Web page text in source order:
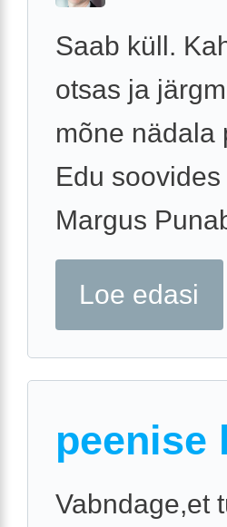
Saab küll.
otsas ja
mõne nädala
Edu soovides
Margus
Loe edasi
peenise
Vabndage,et